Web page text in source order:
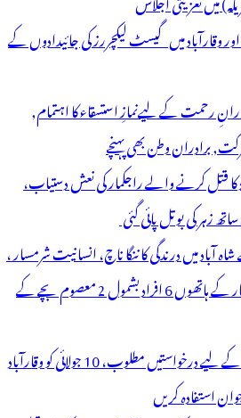
وقارآباد میں گیسٹ لیکچررز کی جائیدادوں کے
رحمت کے لیےنمازِ استسقاء کا اہتمام,
برادران وطن بھی پہنچے
شاہ آباد میں 6 ا فراد کا قتل کرنے والے راجکمار کی نعش دستیاب،
زہر کی بوتل پائی گئی
آباد میں درندگی کا ننگا ناچ، انسانیت شرمسار ،
پو کسو کیس کے ملزم راجکمار کے ہاتھوں 6 افراد بشمول 2 معصوم بچے کے
اپولو فارمیسی میں ملازمتوں کے لیے درخواستیں مطلوب، 10 جولائی کو وقارآباد
استفادہ کریں